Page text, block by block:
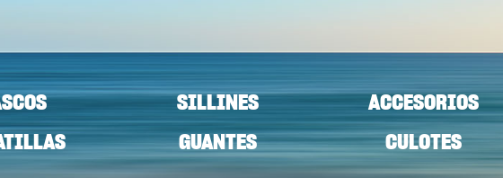
SILLINES
GUANTES
ACCESORIOS
CULOTES